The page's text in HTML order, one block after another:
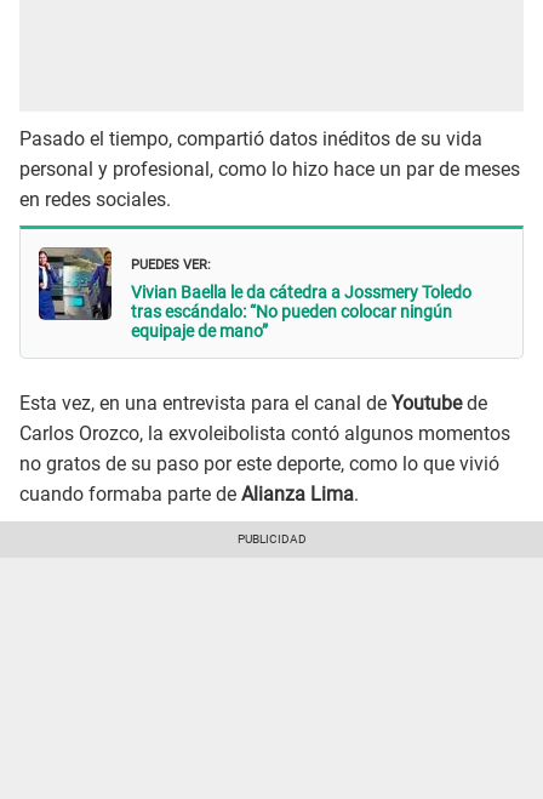
Pasado el tiempo, compartió datos inéditos de su vida
personal y profesional, como lo hizo hace un par de meses
en redes sociales.
PUEDES VER:
Vivian Baella le da cátedra a Jossmery Toledo
tras escándalo: “No pueden colocar ningún
equipaje de mano”
Esta vez, en una entrevista para el canal de Youtubede
Carlos Orozco, la exvoleibolista contó algunos momentos
no gratos de su paso por este deporte, como lo que vivió
cuando formaba parte de Alianza Lima.